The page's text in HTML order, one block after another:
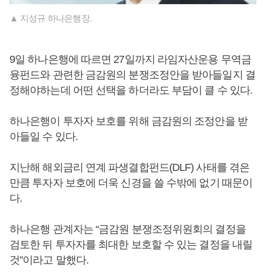
▲ 지성규 하나은행장.
9일 하나은행에 따르면 27일까지 라임자산운용 무역금
융펀드와 관련한 금감원의 분쟁조정안을 받아들일지 결
정해야하는데 어떤 선택을 하더라도 부담이 클 수 있다.
하나은행이 투자자 보호를 위해 금감원의 조정안을 받
아들일 수 있다.
지난해 해외금리 연계 파생결합펀드(DLF) 사태를 겪은
만큼 투자자 보호에 더욱 신경을 쓸 수밖에 없기 때문이
다.
하나은행 관계자는 “금감원 분쟁조정위원회의 결정을
검토한 뒤 투자자를 최대한 보호할 수 있는 결정을 내릴
것”이라고 말했다.